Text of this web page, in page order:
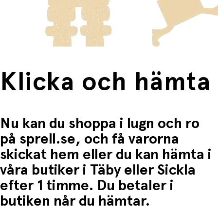
frakten för dessa varor visas i kassan.
Fri frakt när du handlar för mer än 1500:-
Klicka och hämta
Nu kan du shoppa i lugn och ro
på sprell.se, och få varorna
skickat hem eller du kan hämta i
våra butiker i Täby eller Sickla
efter 1 timme. Du betaler i
butiken når du hämtar.